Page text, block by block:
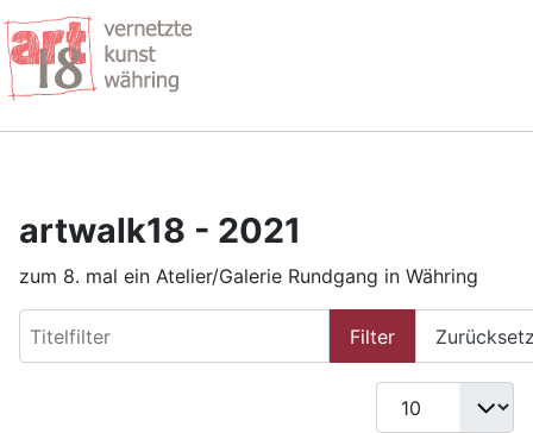
artwalk18 - 2021
zum 8. mal ein Atelier/Galerie Rundgang in Währing
Filter
Anzeige #